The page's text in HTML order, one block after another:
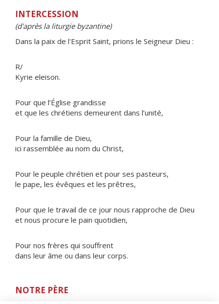
INTERCESSION
(d'après la liturgie byzantine)
Dans la paix de l'Esprit Saint, prions le Seigneur Dieu :
R/
Kyrie eleison.
Pour que l’Église grandisse
et que les chrétiens demeurent dans l’unité,
Pour la famille de Dieu,
ici rassemblée au nom du Christ,
Pour le peuple chrétien et pour ses pasteurs,
le pape, les évêques et les prêtres,
Pour que le travail de ce jour nous rapproche de Dieu
et nous procure le pain quotidien,
Pour nos frères qui souffrent
dans leur âme ou dans leur corps.
NOTRE PÈRE